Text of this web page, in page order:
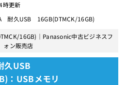
時更新
耐久USB 16GB(DTMCK/16GB)
16GB)｜Panasonic中古ビジネスフ
ォン販売店
久USB
：USBメモリ